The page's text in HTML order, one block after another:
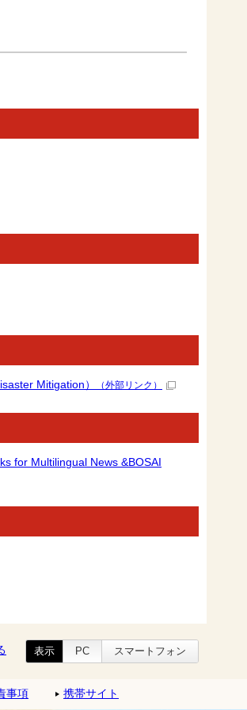
Mitigation） （外部リンク）
for Multilingual News &BOSAI
表示 PC スマートフォン
事項 携帯サイト